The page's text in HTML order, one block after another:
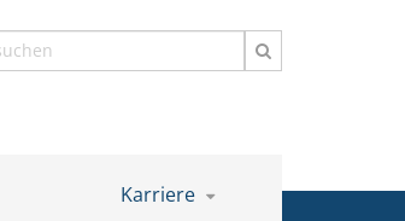
Karriere